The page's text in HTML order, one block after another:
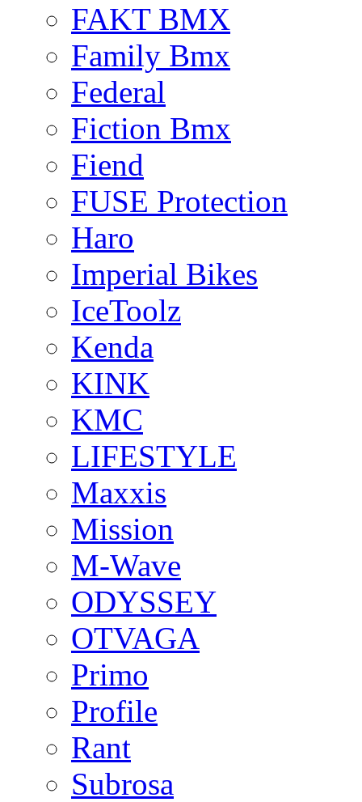
FAKT BMX
Family Bmx
Federal
Fiction Bmx
Fiend
FUSE Protection
Haro
Imperial Bikes
IceToolz
Kenda
KINK
KMC
LIFESTYLE
Maxxis
Mission
M-Wave
ODYSSEY
OTVAGA
Primo
Profile
Rant
Subrosa